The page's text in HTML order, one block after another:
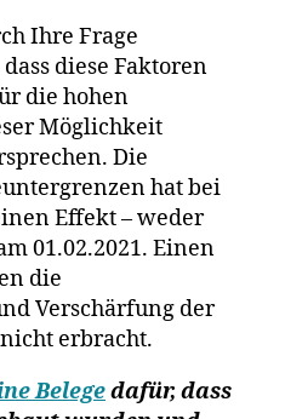
Ihre Frage
diese Faktoren
die hohen
Möglichkeit
Die
hat bei
Effekt – weder
01.02.2021. Einen
die
Verschärfung der
erbracht.
Belegedafür, dass